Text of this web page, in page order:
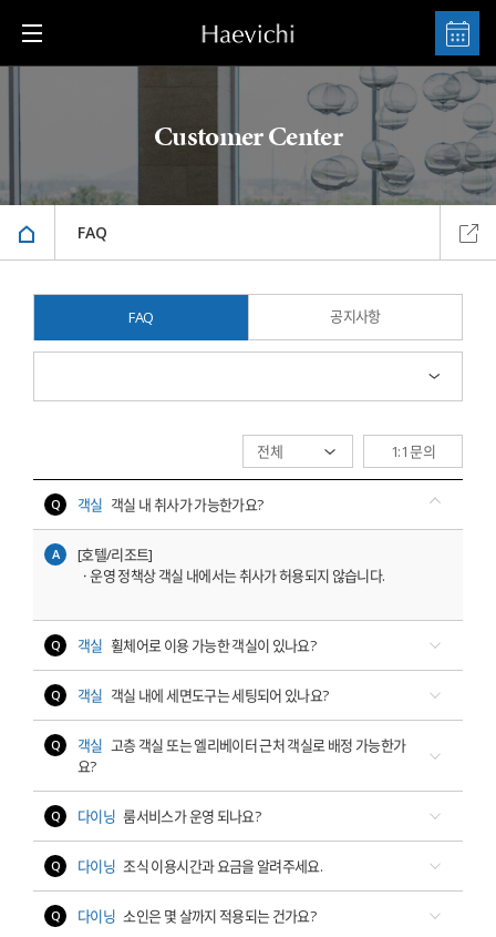
Customer Center
FAQ
FAQ 공지사항
1:1 문의
객실 객실 내 취사가 가능한가요?
[호텔/리조트]
ㆍ운영 정책상 객실 내에서는 취사가 허용되지 않습니다.
객실 휠체어로 이용 가능한 객실이 있나요?
객실 객실 내에 세면도구는 세팅되어 있나요?
객실 고층 객실 또는 엘리베이터 근처 객실로 배정 가능한가
요?
다이닝 룸서비스가 운영 되나요?
다이닝 조식 이용시간과 요금을 알려주세요.
다이닝 소인은 몇 살까지 적용되는 건가요?